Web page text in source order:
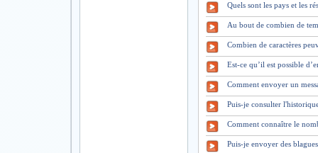
Quels sont les pays et les
Au bout de combien de
Combien de caractères
Est-ce qu’il est possible
Comment envoyer un
Puis-je consulter
Comment connaître le
Puis-je envoyer des